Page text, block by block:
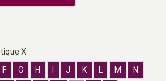
X
F G H I J K L M
N